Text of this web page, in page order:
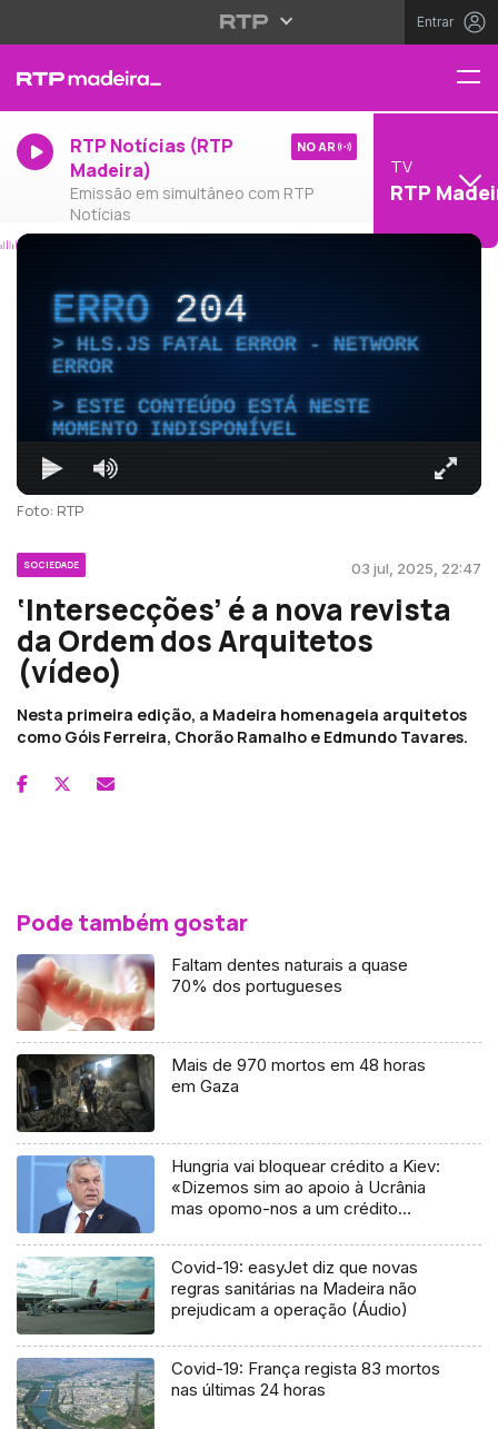
Entrar
RTP Notícias (RTP
Madeira)
Emissão em simultâneo com RTP
Notícias
NO AR
TV
RTP
ERRO204
HLS.JS FATAL ERROR - NETWORK
ERROR
ESTE CONTEÚDO ESTÁ NESTE
MOMENTO INDISPONÍVEL
Foto: RTP
SOCIEDADE 03 jul, 2025, 22:47
‘Intersecções’ é a nova revista
da Ordem dos Arquitetos
(vídeo)
Nesta primeira edição, a Madeira homenageia arquitetos
como Góis Ferreira, Chorão Ramalho e Edmundo Tavares.
Pode também gostar
Faltam dentes naturais a quase
70% dos portugueses
Mais de 970 mortos em 48 horas
em Gaza
Hungria vai bloquear crédito a Kiev:
«Dizemos sim ao apoio à Ucrânia
mas opomo-nos a um crédito
Covid-19: easyJet diz que novas
regras sanitárias na Madeira não
prejudicam a operação (Áudio)
Covid-19: França regista 83 mortos
nas últimas 24 horas